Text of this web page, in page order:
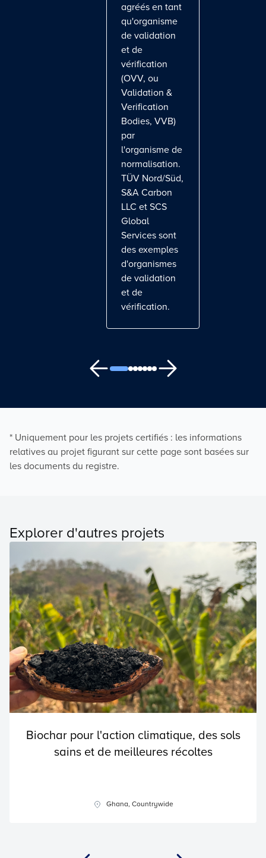
agréés en tant
qu'organisme
de validation
et de
vérification
(OVV, ou
Validation &
Verification
Bodies, VVB)
par
l'organisme de
normalisation.
TÜV Nord/Süd,
S&A Carbon
LLC et SCS
Global
Services sont
des exemples
d'organismes
de validation
et de
vérification.
* Uniquement pour les projets certifiés : les informations
relatives au projet figurant sur cette page sont basées sur
les documents du registre.
Explorer d'autres projets
Biochar pour l'action climatique, des sols
sains et de meilleures récoltes
Ghana, Countrywide